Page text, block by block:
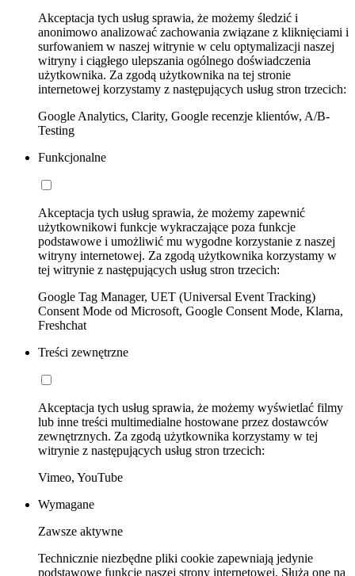
Akceptacja tych usług sprawia, że możemy śledzić i
anonimowo analizować zachowania związane z kliknięciami i
surfowaniem w naszej witrynie w celu optymalizacji naszej
witryny i ciągłego ulepszania ogólnego doświadczenia
użytkownika. Za zgodą użytkownika na tej stronie
internetowej korzystamy z następujących usług stron trzecich:
Google Analytics, Clarity, Google recenzje klientów, A/B-
Testing
Funkcjonalne
Akceptacja tych usług sprawia, że możemy zapewnić
użytkownikowi funkcje wykraczające poza funkcje
podstawowe i umożliwić mu wygodne korzystanie z naszej
witryny internetowej. Za zgodą użytkownika korzystamy w
tej witrynie z następujących usług stron trzecich:
Google Tag Manager, UET (Universal Event Tracking)
Consent Mode od Microsoft, Google Consent Mode, Klarna,
Freshchat
Treści zewnętrzne
Akceptacja tych usług sprawia, że możemy wyświetlać filmy
lub inne treści multimedialne hostowane przez dostawców
zewnętrznych. Za zgodą użytkownika korzystamy w tej
witrynie z następujących usług stron trzecich:
Vimeo, YouTube
Wymagane
Zawsze aktywne
Technicznie niezbędne pliki cookie zapewniają jedynie
podstawowe funkcje naszej strony internetowej. Służą one na